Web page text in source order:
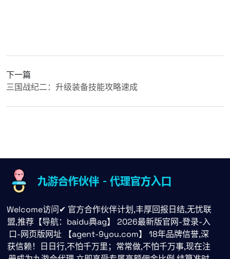
下一篇
三国战纪二：升级装备技能攻略速成
Welcome访问✔ 官方合作伙伴计划,丰厚回报日结,无忧联
盟,推荐【导航：baidu典ag】 2026最新版官网-登录-入
口-网页版网址 【agent-9you.com】 18年品牌信誉,深
获信赖！日日行,不怕千万里；常常做,不怕千万事,现在注